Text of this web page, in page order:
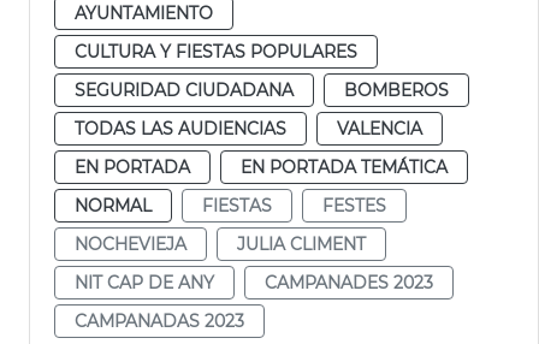
AYUNTAMIENTO
CULTURA Y FIESTAS POPULARES
SEGURIDAD CIUDADANA
BOMBEROS
TODAS LAS AUDIENCIAS
VALENCIA
EN PORTADA
EN PORTADA TEMÁTICA
NORMAL
FIESTAS
FESTES
NOCHEVIEJA
JULIA CLIMENT
NIT CAP DE ANY
CAMPANADES 2023
CAMPANADAS 2023